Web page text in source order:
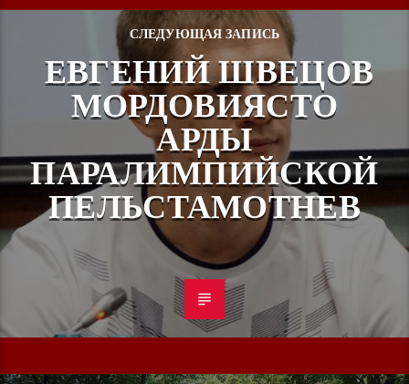
СЛЕДУЮЩАЯ ЗАПИСЬ
ЕВГЕНИЙ ШВЕЦОВ
МОРДОВИЯСТО
АРДЫ
ПАРАЛИМПИЙСКОЙ
ПЕЛЬСТАМОТНЕВ